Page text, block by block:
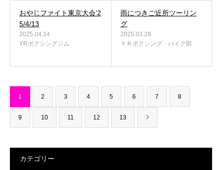
おやじファイト東京大会‘2
5/4/13
2025.04.14
YRボクシングジム
雨につきご近所ツーリン
グ
2025.03.28
ＹＲボクシング バイク部
1 2 3 4 5 6 7 8
9 10 11 12 13
カテゴリー